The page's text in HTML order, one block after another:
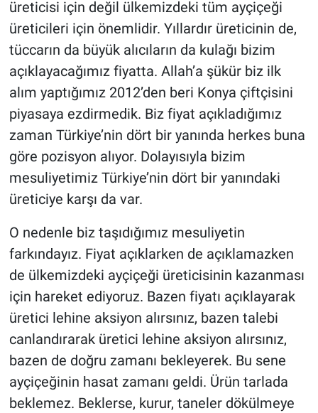
üreticisi için değil ülkemizdeki tüm ayçiçeği
üreticileri için önemlidir. Yıllardır üreticinin de,
tüccarın da büyük alıcıların da kulağı bizim
açıklayacağımız fiyatta. Allah’a şükür biz ilk
alım yaptığımız 2012’den beri Konya çiftçisini
piyasaya ezdirmedik. Biz fiyat açıkladığımız
zaman Türkiye’nin dört bir yanında herkes buna
göre pozisyon alıyor. Dolayısıyla bizim
mesuliyetimiz Türkiye’nin dört bir yanındaki
üreticiye karşı da var.
O nedenle biz taşıdığımız mesuliyetin
farkındayız. Fiyat açıklarken de açıklamazken
de ülkemizdeki ayçiçeği üreticisinin kazanması
için hareket ediyoruz. Bazen fiyatı açıklayarak
üretici lehine aksiyon alırsınız, bazen talebi
canlandırarak üretici lehine aksiyon alırsınız,
bazen de doğru zamanı bekleyerek. Bu sene
ayçiçeğinin hasat zamanı geldi. Ürün tarlada
beklemez. Beklerse, kurur, taneler dökülmeye